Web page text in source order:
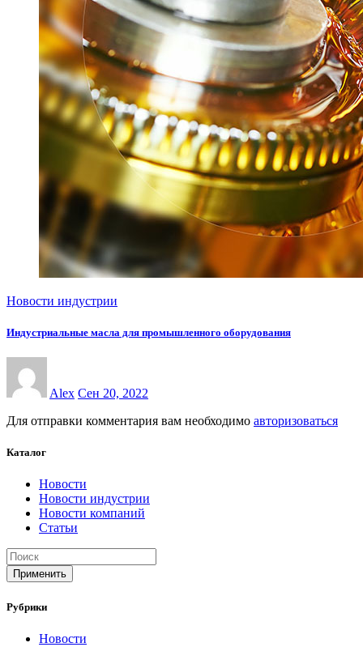
Новости индустрии
Индустриальные масла для промышленного оборудования
Alex Сен 20, 2022
Для отправки комментария вам необходимо авторизоваться
Каталог
Новости
Новости индустрии
Новости компаний
Статьи
Применить
Рубрики
Новости